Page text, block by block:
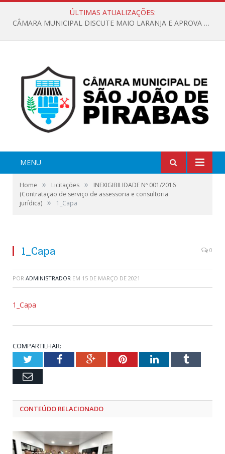
ÚLTIMAS ATUALIZAÇÕES:
CÂMARA MUNICIPAL DISCUTE MAIO LARANJA E APROVA REQUERIMENTO SOBRE SINALIZAÇÃO URBANA
MENU
Home » Licitações »
INEXIGIBILIDADE Nº 001/2016
(Contratação de serviço de assessoria e consultoria
jurídica) » 1_Capa
1_Capa 0
POR ADMINISTRADOR EM 15 DE MARÇO DE 2021
1_Capa
COMPARTILHAR:
TwitterFacebookGoogle+PinterestLinkedInTumblr
Email
CONTEÚDO RELACIONADO